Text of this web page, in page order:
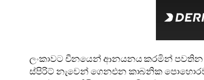
ලංකාවට චීනයෙන් ආනයනය කරමින් පවතින
ස්පිරිට් නැවෙන් ගෙනඑන කාබනික